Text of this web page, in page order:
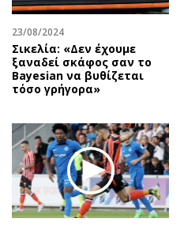
23/08/2024
Σικελία: «Δεν έχουμε
ξαναδεί σκάφος σαν το
Bayesian να βυθίζεται
τόσο γρήγορα»